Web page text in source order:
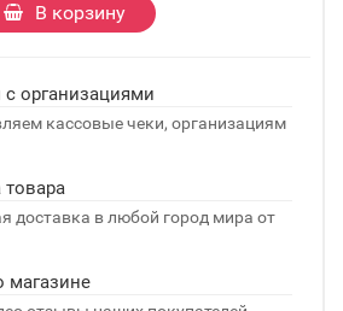
В корзину
с организациями
кассовые чеки, организациям
товара
доставка в любой город мира от